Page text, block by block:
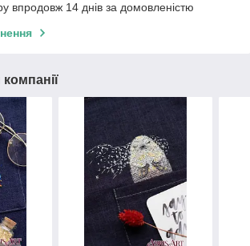
впродовж 14 днів за домовленістю